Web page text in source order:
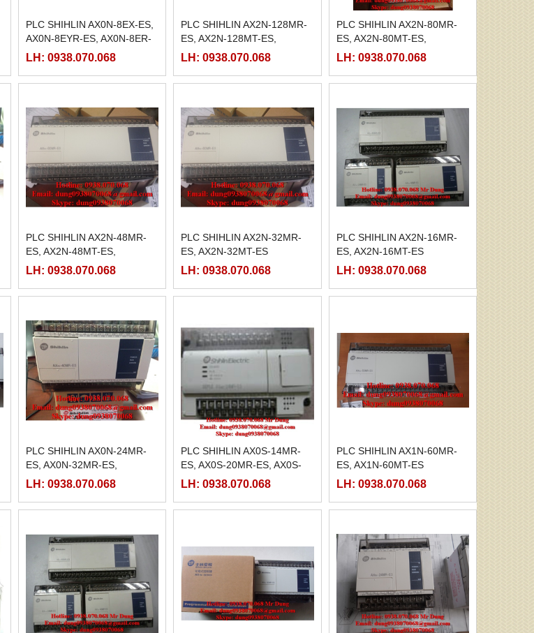
PLC SHIHLIN AX0N-8EX-ES,
AX0N-8EYR-ES, AX0N-8ER-
ES,
LH: 0938.070.068
PLC SHIHLIN AX2N-128MR-
ES, AX2N-128MT-ES,
LH: 0938.070.068
PLC SHIHLIN AX2N-80MR-
ES, AX2N-80MT-ES,
LH: 0938.070.068
PLC SHIHLIN AX2N-48MR-
ES, AX2N-48MT-ES,
LH: 0938.070.068
PLC SHIHLIN AX2N-32MR-
ES, AX2N-32MT-ES
LH: 0938.070.068
PLC SHIHLIN AX2N-16MR-
ES, AX2N-16MT-ES
LH: 0938.070.068
PLC SHIHLIN AX0N-24MR-
ES, AX0N-32MR-ES,
LH: 0938.070.068
PLC SHIHLIN AX0S-14MR-
ES, AX0S-20MR-ES, AX0S-
30MR-ES
LH: 0938.070.068
PLC SHIHLIN AX1N-60MR-
ES, AX1N-60MT-ES
LH: 0938.070.068